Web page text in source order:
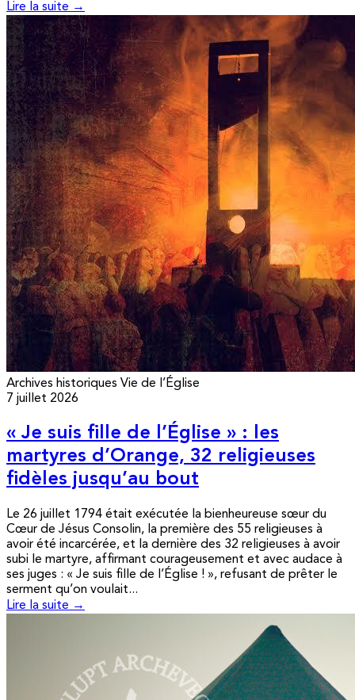
Lire la suite →
Archives historiques Vie de l’Église
7 juillet 2026
« Je suis fille de l’Église » : les
martyres d’Orange, 32 religieuses
fidèles jusqu’au bout
Le 26 juillet 1794 était exécutée la bienheureuse sœur du
Cœur de Jésus Consolin, la première des 55 religieuses à
avoir été incarcérée, et la dernière des 32 religieuses à avoir
subi le martyre, affirmant courageusement et avec audace à
ses juges : « Je suis fille de l’Église ! », refusant de prêter le
serment qu’on voulait...
Lire la suite →